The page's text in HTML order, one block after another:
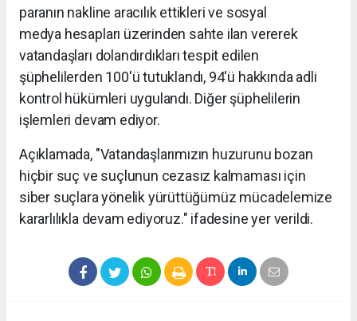
paranın nakline aracılık ettikleri ve sosyal
medya hesapları üzerinden sahte ilan vererek
vatandaşları dolandırdıkları tespit edilen
şüphelilerden 100'ü tutuklandı, 94'ü hakkında adli
kontrol hükümleri uygulandı. Diğer şüphelilerin
işlemleri devam ediyor.
Açıklamada, "Vatandaşlarımızın huzurunu bozan
hiçbir suç ve suçlunun cezasız kalmaması için
siber suçlara yönelik yürüttüğümüz mücadelemize
kararlılıkla devam ediyoruz." ifadesine yer verildi.